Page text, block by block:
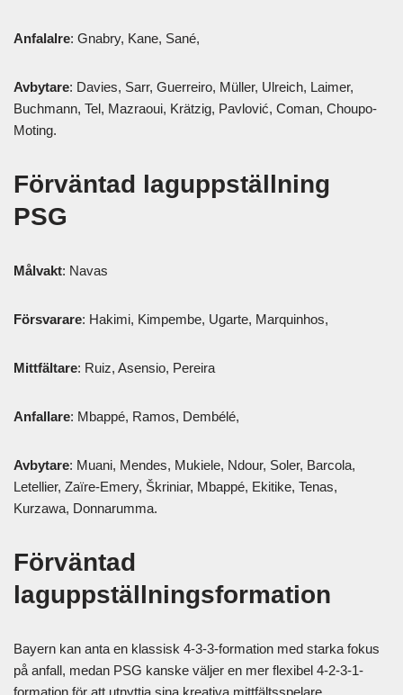
Anfalalre: Gnabry, Kane, Sané,
Avbytare: Davies, Sarr, Guerreiro, Müller, Ulreich, Laimer,
Buchmann, Tel, Mazraoui, Krätzig, Pavlović, Coman, Choupo-
Moting.
Förväntad laguppställning
PSG
Målvakt: Navas
Försvarare: Hakimi, Kimpembe, Ugarte, Marquinhos,
Mittfältare: Ruiz, Asensio, Pereira
Anfallare: Mbappé, Ramos, Dembélé,
Avbytare: Muani, Mendes, Mukiele, Ndour, Soler, Barcola,
Letellier, Zaïre-Emery, Škriniar, Mbappé, Ekitike, Tenas,
Kurzawa, Donnarumma.
Förväntad
laguppställningsformation
Bayern kan anta en klassisk 4-3-3-formation med starka fokus
på anfall, medan PSG kanske väljer en mer flexibel 4-2-3-1-
formation för att utnyttja sina kreativa mittfältsspelare.